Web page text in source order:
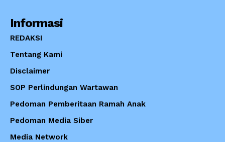
Informasi
REDAKSI
Tentang Kami
Disclaimer
SOP Perlindungan Wartawan
Pedoman Pemberitaan Ramah Anak
Pedoman Media Siber
Media Network